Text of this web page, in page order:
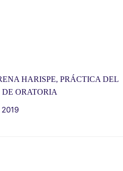
HARISPE, PRÁCTICA DEL
DE ORATORIA